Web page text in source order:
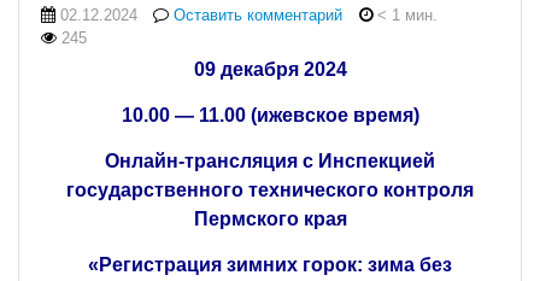
02.12.2024 Оставить комментарий
< 1 мин.
245
09 декабря 2024
10.00 — 11.00 (ижевское время)
Онлайн-трансляция с Инспекцией
государственного технического контроля
Пермского края
«Регистрация зимних горок: зима без